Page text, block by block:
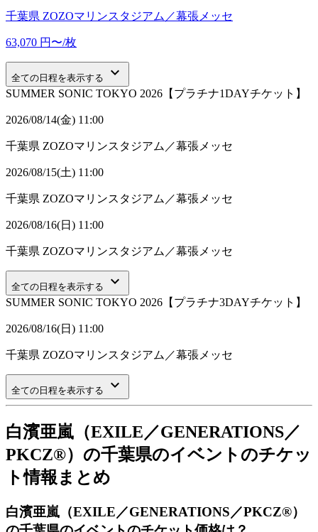
千葉県 ZOZOマリンスタジアム／幕張メッセ
63,070 円〜/枚
全ての日程を表示する keyboard_arrow_down
SUMMER SONIC TOKYO 2026【プラチナ1DAYチケット】
2026/08/14(金) 11:00
千葉県 ZOZOマリンスタジアム／幕張メッセ
2026/08/15(土) 11:00
千葉県 ZOZOマリンスタジアム／幕張メッセ
2026/08/16(日) 11:00
千葉県 ZOZOマリンスタジアム／幕張メッセ
全ての日程を表示する keyboard_arrow_down
SUMMER SONIC TOKYO 2026【プラチナ3DAYチケット】
2026/08/16(日) 11:00
千葉県 ZOZOマリンスタジアム／幕張メッセ
全ての日程を表示する keyboard_arrow_down
白濱亜嵐（EXILE／GENERATIONS／
PKCZ®）の千葉県のイベントのチケッ
ト情報まとめ
白濱亜嵐（EXILE／GENERATIONS／PKCZ®）